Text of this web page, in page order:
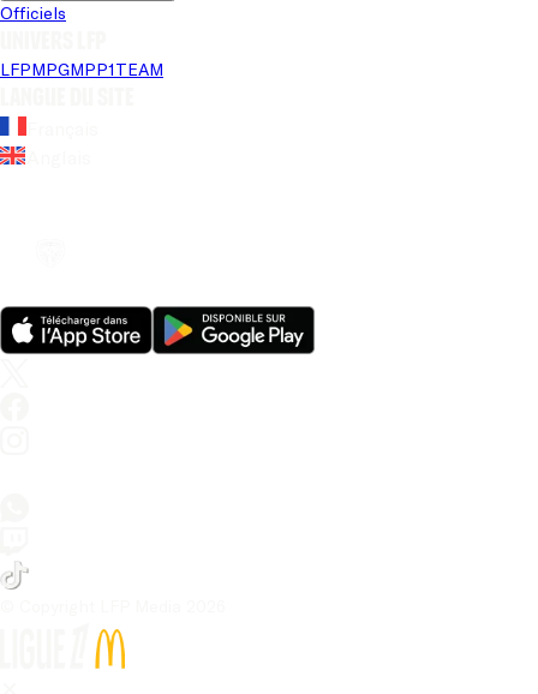
Officiels
LFPMPGMPP1TEAM